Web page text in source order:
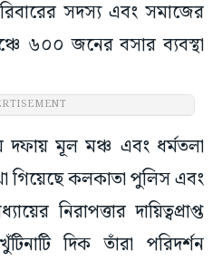
সদস্য এবং সমাজের
৬০০ জনের বসার ব্যবস্থা
দফায় মূল মঞ্চ এবং ধর্মতলা
গিয়েছে কলকাতা পুলিস এবং
নিরাপত্তার দায়িত্বপ্রাপ্ত
দিক তাঁরা পরিদর্শন